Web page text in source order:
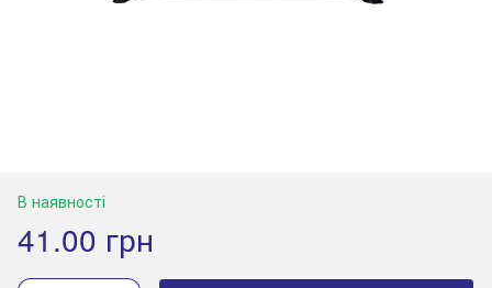
В наявності
41.00 грн